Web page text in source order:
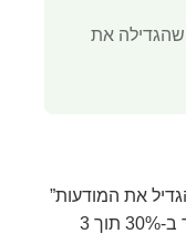
שהגדילה את
את המודעות”
אלא “להגדיל את התנועה לאתר ב-30% תוך 3